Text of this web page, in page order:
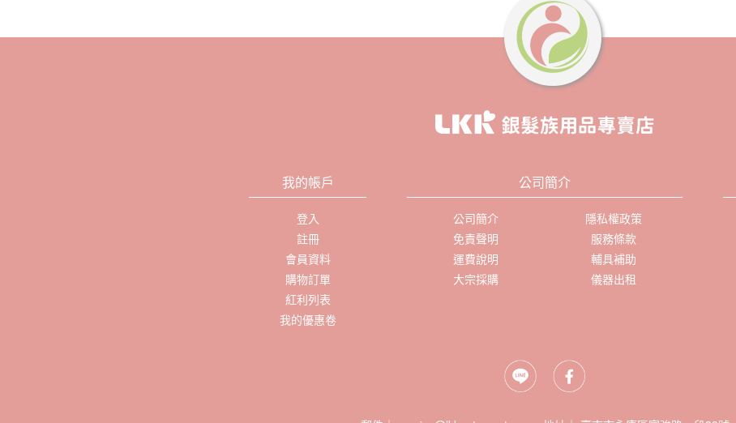
我的帳戶
登入
註冊
會員資料
購物訂單
紅利列表
我的優惠卷
公司簡介
公司簡介
隱私權政策
免責聲明
服務條款
運費說明
輔具補助
大宗採購
儀器出租